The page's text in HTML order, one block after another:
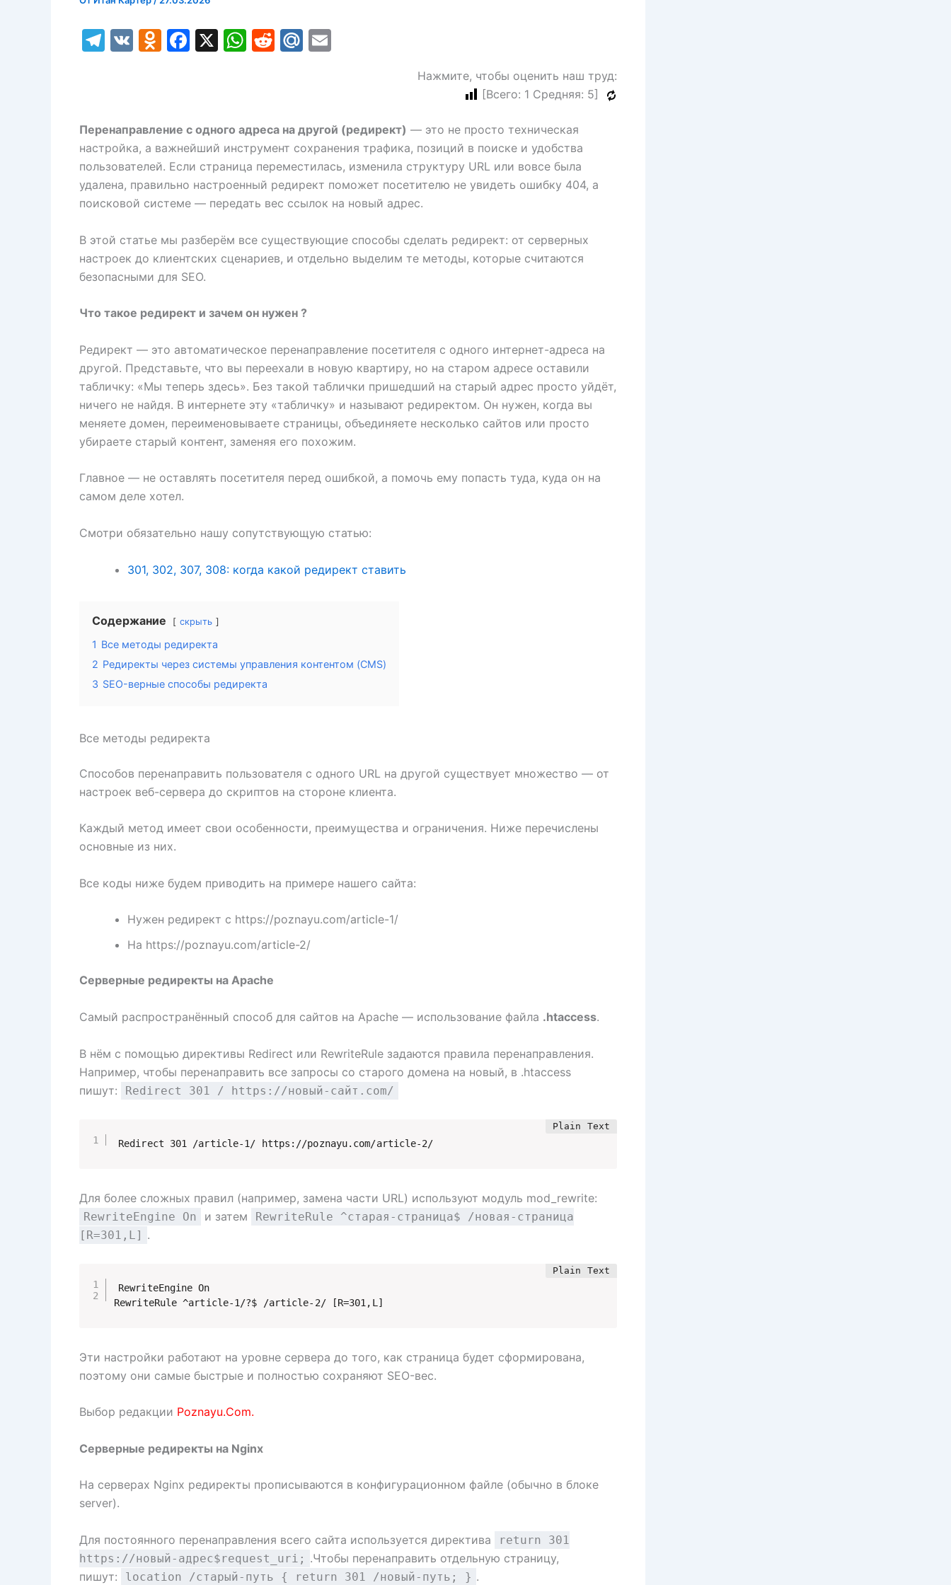
T
a
m
V
O
kl
a
s
s
ki
F
b
o
o
k
X
W
A
p
p
R
t
M
u
Нажмите, чтобы оценить наш труд:
[Всего: 1 Средняя: 5]
Перенаправление с одного адреса на другой (редирект) — это не просто техническая
настройка, а важнейший инструмент сохранения трафика, позиций в поиске и удобства
пользователей. Если страница переместилась, изменила структуру URL или вовсе была
удалена, правильно настроенный редирект поможет посетителю не увидеть ошибку 404, а
поисковой системе — передать вес ссылок на новый адрес.
В этой статье мы разберём все существующие способы сделать редирект: от серверных
настроек до клиентских сценариев, и отдельно выделим те методы, которые считаются
безопасными для SEO.
Что такое редирект и зачем он нужен ?
Редирект — это автоматическое перенаправление посетителя с одного интернет-адреса на
другой. Представьте, что вы переехали в новую квартиру, но на старом адресе оставили
табличку: «Мы теперь здесь». Без такой таблички пришедший на старый адрес просто уйдёт,
ничего не найдя. В интернете эту «табличку» и называют редиректом. Он нужен, когда вы
меняете домен, переименовываете страницы, объединяете несколько сайтов или просто
убираете старый контент, заменяя его похожим.
Главное — не оставлять посетителя перед ошибкой, а помочь ему попасть туда, куда он на
самом деле хотел.
Смотри обязательно нашу сопутствующую статью:
301, 302, 307, 308: когда какой редирект ставить
Содержание скрыть
1 Все методы редиректа
2 Редиректы через системы управления контентом (CMS)
3 SEO-верные способы редиректа
Все методы редиректа
Способов перенаправить пользователя с одного URL на другой существует множество — от
настроек веб-сервера до скриптов на стороне клиента.
Каждый метод имеет свои особенности, преимущества и ограничения. Ниже перечислены
основные из них.
Все коды ниже будем приводить на примере нашего сайта:
Нужен редирект с https://poznayu.com/article-1/
На https://poznayu.com/article-2/
Серверные редиректы на Apache
Самый распространённый способ для сайтов на Apache — использование файла .htaccess.
В нём с помощью директивы Redirect или RewriteRule задаются правила перенаправления.
Например, чтобы перенаправить все запросы со старого домена на новый, в .htaccess
пишут:
Redirect 301 / https://новый-сайт.com/
Redirect 301 /article-1/ https://poznayu.com/article-2/
Для более сложных правил (например, замена части URL) используют модуль mod_rewrite:
RewriteEngine On и затем
RewriteRule ^старая-страница$ /новая-страница
[R=301,L] .
RewriteEngine On
RewriteRule ^article-1/?$ /article-2/ [R=301,L]
Эти настройки работают на уровне сервера до того, как страница будет сформирована,
поэтому они самые быстрые и полностью сохраняют SEO-вес.
Выбор редакции Poznayu.Com.
Серверные редиректы на Nginx
На серверах Nginx редиректы прописываются в конфигурационном файле (обычно в блоке
server).
Для постоянного перенаправления всего сайта используется директива
return 301
https://новый-адрес$request_uri; .Чтобы перенаправить отдельную страницу,
пишут:
location /старый-путь { return 301 /новый-путь; } .